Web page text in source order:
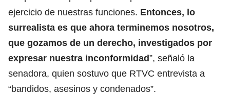
ejercicio de nuestras funciones. Entonces, lo
surrealista es que ahora terminemos nosotros,
que gozamos de un derecho, investigados por
expresar nuestra inconformidad”, señaló la
senadora, quien sostuvo que RTVC entrevista a
“bandidos, asesinos y condenados”.